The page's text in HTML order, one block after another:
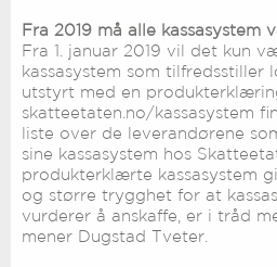
Fra 2019 må alle
Fra 1. januar 2019 vil det kun
kassasystem som tilfredsstiller
utstyrt med en
skatteetaten.no/kassasystem
liste over de leverandørene
sine kassasystem hos
produkterklærte kassasystem
og større trygghet for at
vurderer å anskaffe, er i tråd
mener Dugstad Tveter.